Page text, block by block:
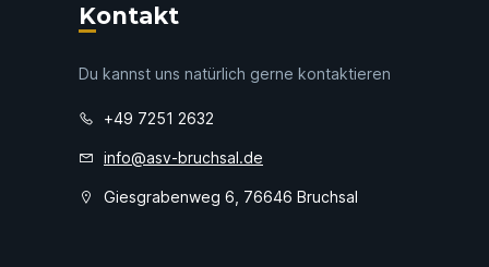
Kontakt
Du kannst uns natürlich gerne kontaktieren
+49 7251 2632
info@asv-bruchsal.de
Giesgrabenweg 6, 76646 Bruchsal